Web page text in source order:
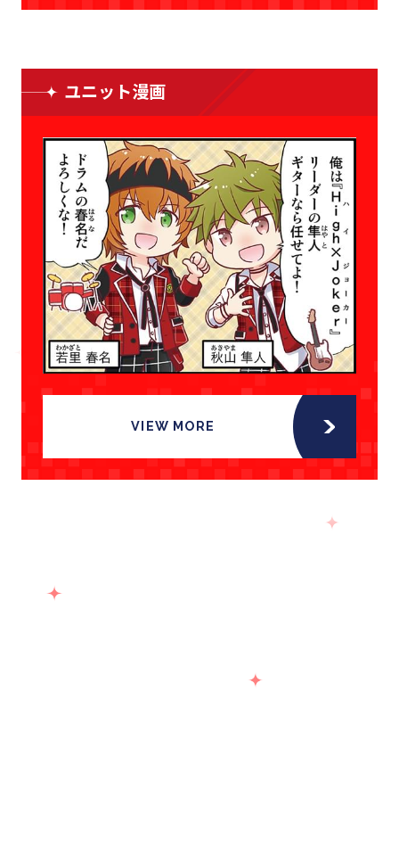
ユニット漫画
VIEW MORE